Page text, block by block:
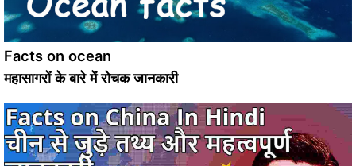
Facts on ocean
महासागरों के बारे में रोचक जानकारी